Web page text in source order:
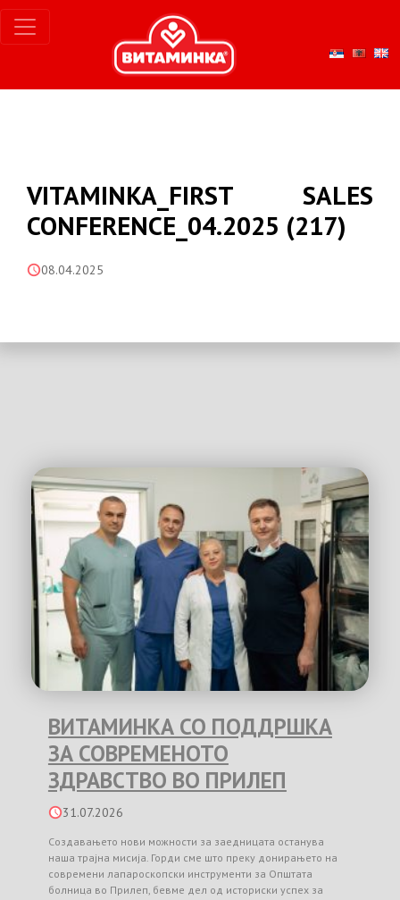
VITAMINKA_FIRST SALES
CONFERENCE_04.2025 (217)
08.04.2025
ВИТАМИНКА СО ПОДДРШКА
ЗА СОВРЕМЕНОТО
ЗДРАВСТВО ВО ПРИЛЕП
31.07.2026
Создавањето нови можности за заедницата останува
наша трајна мисија. Горди сме што преку донирањето на
современи лапароскопски инструменти за Општата
болница во Прилеп, бевме дел од историски успех за